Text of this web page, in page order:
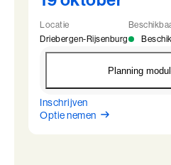
Locatie
Driebergen-Rijsenburg
Planning
BaakBoost - Driebergen
Optie nemen
Inschrijven